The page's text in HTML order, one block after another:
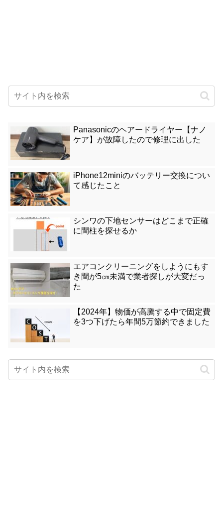
Panasonicのヘアードライヤー【ナノ
ケア】が故障したので修理に出した
iPhone12miniのバッテリー交換につい
て感じたこと
シンワの下地センサーはどこまで正確
に間柱を探せるか
エアコンクリーニングをしようにもす
き間が5㎝未満で業者探しが大変だっ
た
【2024年】物価が高騰する中で固定費
を3つ下げたら年間5万節約できました